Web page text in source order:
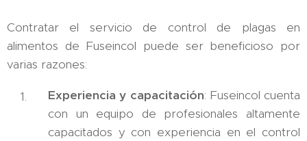
Contratar el servicio de control de plagas en
alimentos de Fuseincol puede ser beneficioso por
varias razones:
Experiencia y capacitación: Fuseincol cuenta
con un equipo de profesionales altamente
capacitados y con experiencia en el control